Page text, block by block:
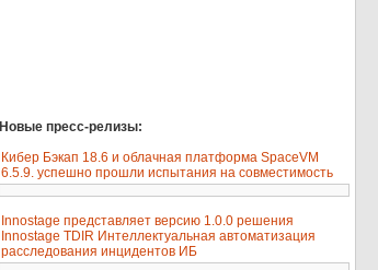
Новые пресс-релизы:
Кибер Бэкап 18.6 и облачная платформа SpaceVM
6.5.9. успешно прошли испытания на совместимость
Innostage представляет версию 1.0.0 решения
Innostage TDIR Интеллектуальная автоматизация
расследования инцидентов ИБ